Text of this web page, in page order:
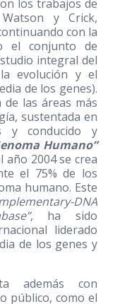
los trabajos de
y Crick,
con la
el conjunto de
integral del
evolución y el
de los genes).
las áreas más
sustentada en
y conducido y
Humano”
año 2004 se crea
el 75% de los
humano. Este
DNA
, ha sido
liderado
de los genes y
además con
público, como el